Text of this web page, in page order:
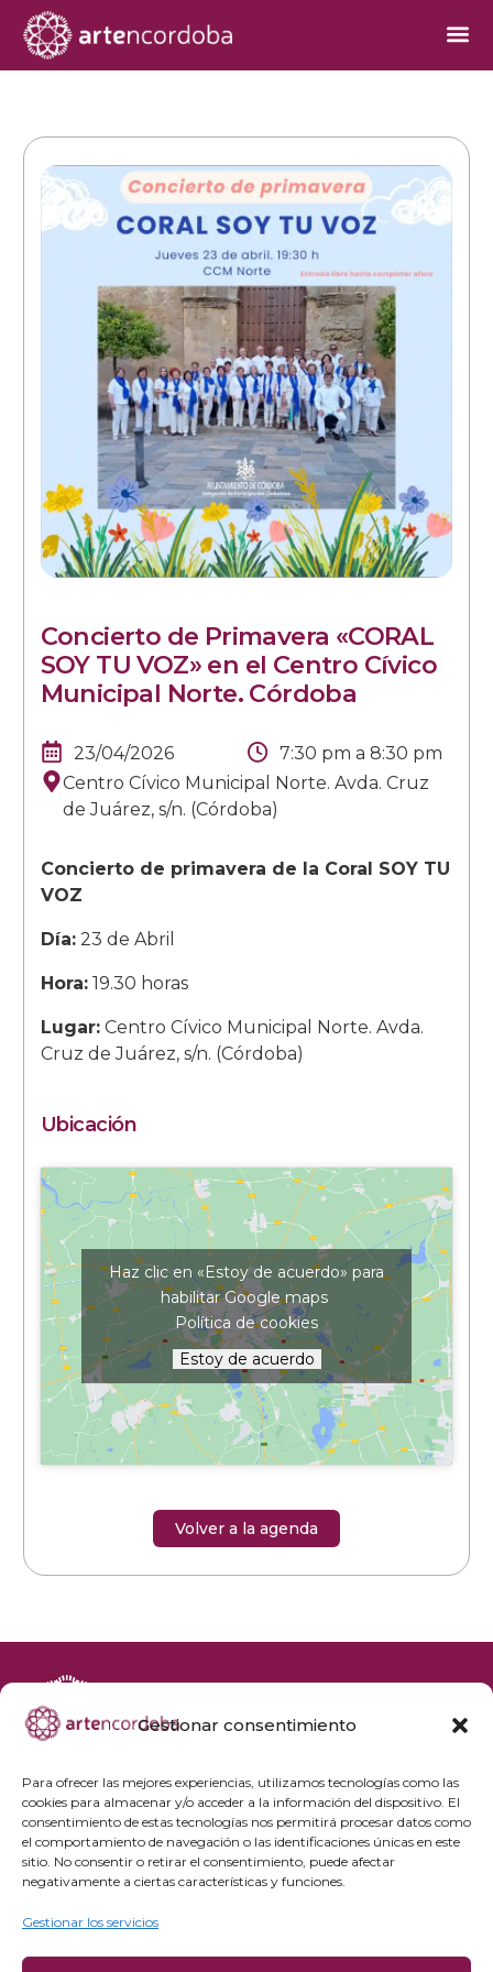
Gestionar consentimiento
Para ofrecer las mejores experiencias, utilizamos tecnologías como las
cookies para almacenar y/o acceder a la información del dispositivo. El
consentimiento de estas tecnologías nos permitirá procesar datos como
el comportamiento de navegación o las identificaciones únicas en este
sitio. No consentir o retirar el consentimiento, puede afectar
negativamente a ciertas características y funciones.
Gestionar los servicios
Concierto de Primavera «CORAL
SOY TU VOZ» en el Centro Cívico
Municipal Norte. Córdoba
23/04/2026 7:30 pm a 8:30 pm
Centro Cívico Municipal Norte. Avda. Cruz
de Juárez, s/n. (Córdoba)
Concierto de primavera de la Coral SOY TU
VOZ
Día:23 de Abril
Hora:19.30 horas
Lugar:Centro Cívico Municipal Norte. Avda.
Cruz de Juárez, s/n. (Córdoba)
Ubicación
Haz clic en «Estoy de acuerdo» para
habilitar Google maps
Política de cookies
Estoy de acuerdo
Volver a la agenda
Agenda cultural
Preguntas frecuentes
Grupos privados
Política de privacidad